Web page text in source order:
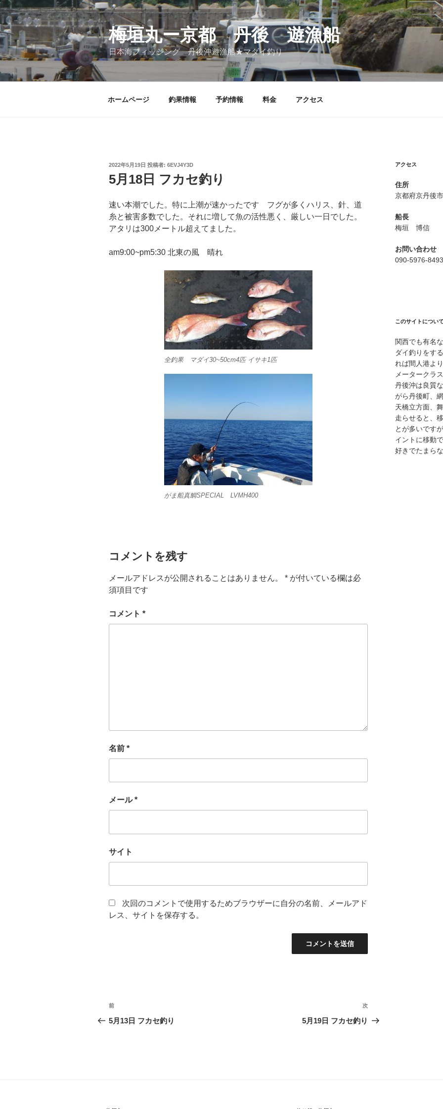
コ
ン
テ
ン
ツ
ス
梅垣丸ー京都 丹後 遊漁船
日本海フィッシング 丹後沖遊漁船★マダイ釣り
ホームページ 釣果情報 予約情報 料金 アクセス
投
日:
2022年5月19日 投稿者: 6EVJ4Y3D
5月18日 フカセ釣り
速い本潮でした。特に上潮が速かったです フグが多くハリス、針、道
糸と被害多数でした。それに増して魚の活性悪く、厳しい一日でした。
アタリは300メートル超えてました。
am9:00~pm5:30 北東の風 晴れ
全釣果 マダイ30~50cm4匹 イサキ1匹
がま船真鯛SPECIAL LVMH400
コメントを残す
メールアドレスが公開されることはありません。 * が付いている欄は必
須項目です
コメント *
名前 *
メール*
サイト
次回のコメントで使用するためブラウザーに自分の名前、メールアド
レス、サイトを保存する。
投
稿
前
の
前
5月13日 フカセ釣り
次
の
次
5月19日 フカセ釣り
アクセス
住所
京都府京丹後
船長
梅垣 博信
お問い合わせ
090-5976-8493
このサイトについて
関西でも有名
ダイ釣りをす
れば間人港よ
メータークラ
丹後沖は良質
がら丹後町、
天橋立方面、
走らせると、
とが多いです
イントに移動
好きでたまら